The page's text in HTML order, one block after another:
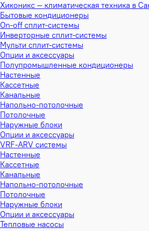
Хиконикс — климатическая техника в
Бытовые кондиционеры
On-off сплит-системы
Инверторные сплит-системы
Мульти сплит-системы
Опции и аксессуары
Полупромышленные кондиционеры
Настенные
Кассетные
Канальные
Напольно-потолочные
Потолочные
Наружные блоки
Опции и аксессуары
VRF-ARV системы
Настенные
Кассетные
Канальные
Напольно-потолочные
Потолочные
Наружные блоки
Опции и аксессуары
Тепловые насосы